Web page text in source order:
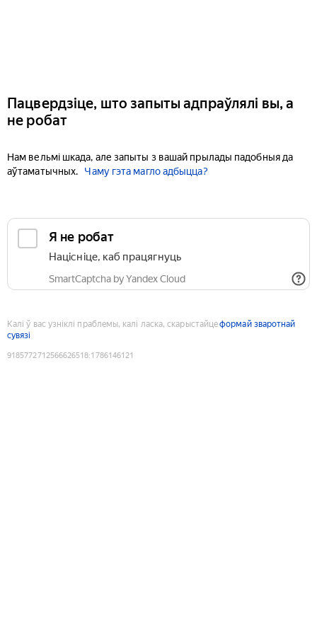
Пацвердзіце, што запыты адпраўлялі вы, а
не робат
Нам вельмі шкада, але запыты з вашай прылады падобныя да
аўтаматычных.
Чаму гэта магло адбыцца?
Я не робат
Націсніце, каб працягнуць
SmartCaptcha by Yandex Cloud
Калі ў вас узніклі праблемы, калі ласка, скарыстайцеформай зваротнай
сувязі
9185772712566626518:1786146121